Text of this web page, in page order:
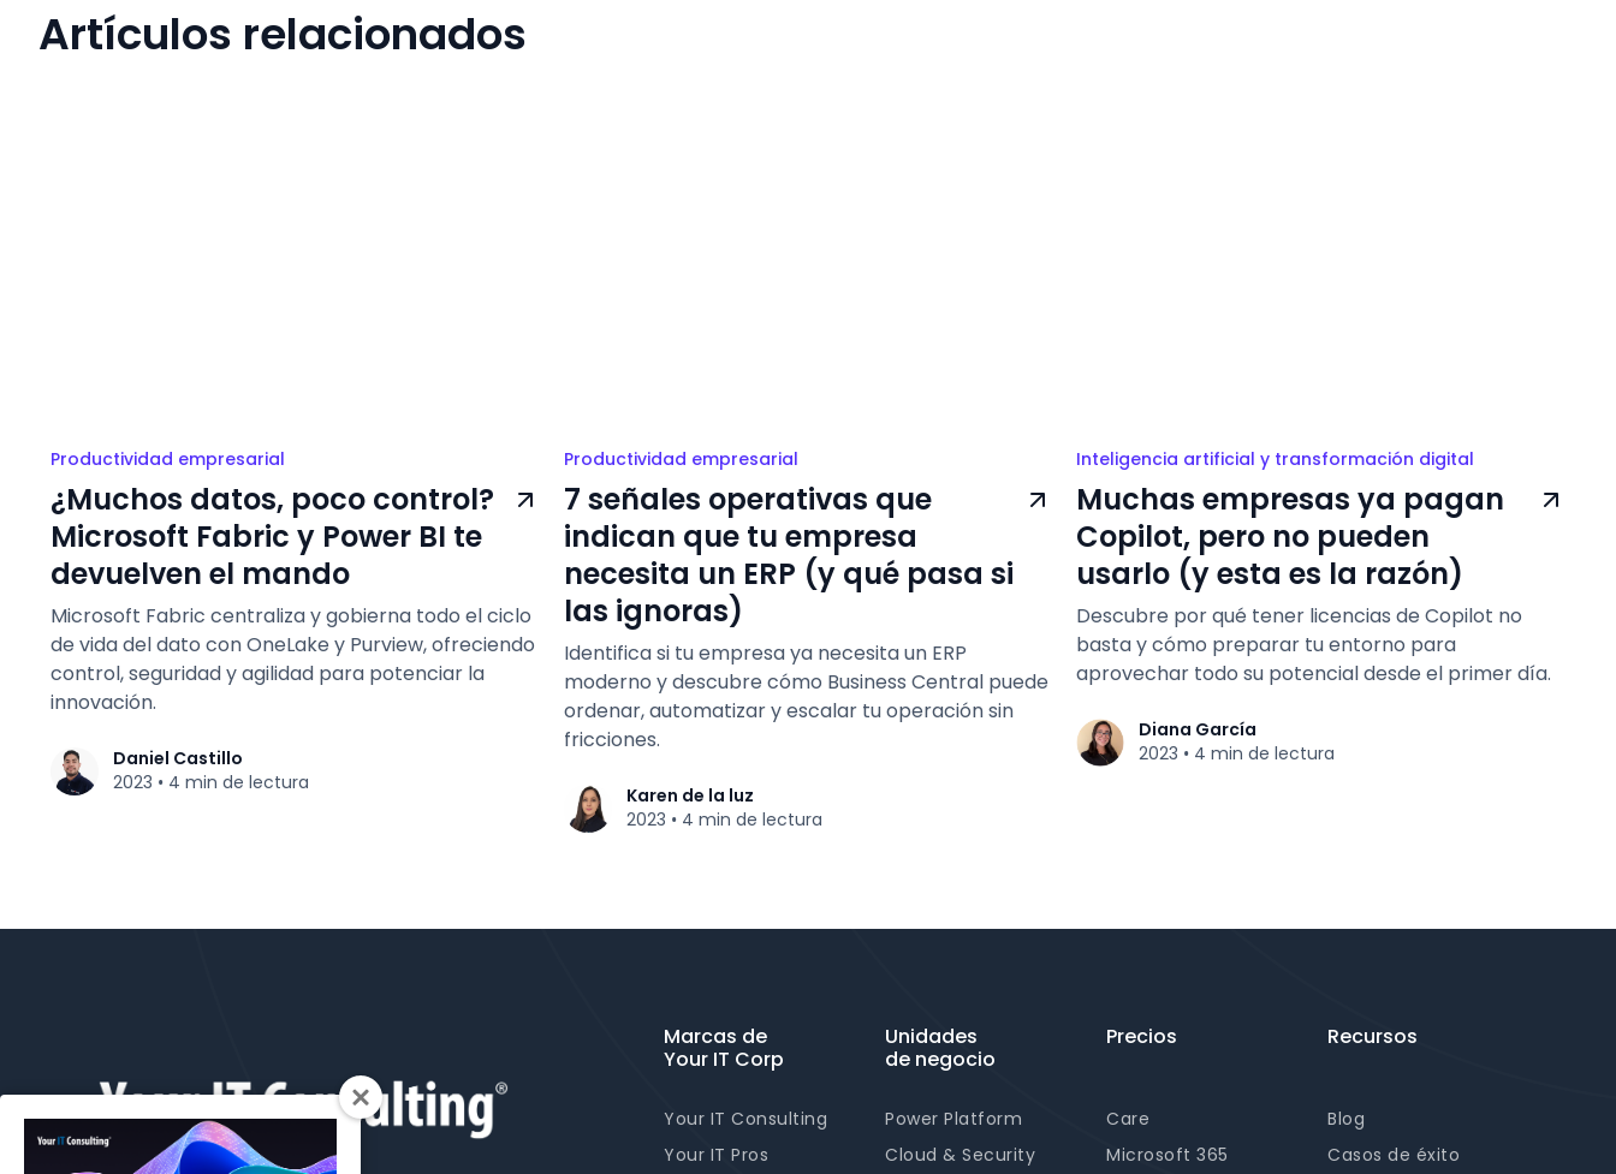
Artículos relacionados
Productividad empresarial
¿Muchos datos, poco control?
Microsoft Fabric y Power BI te
devuelven el mando
Microsoft Fabric centraliza y gobierna todo el ciclo
de vida del dato con OneLake y Purview, ofreciendo
control, seguridad y agilidad para potenciar la
innovación.
Daniel Castillo
2023 • 4 min de lectura
Productividad empresarial
7 señales operativas que
indican que tu empresa
necesita un ERP (y qué pasa si
las ignoras)
Identifica si tu empresa ya necesita un ERP
moderno y descubre cómo Business Central puede
ordenar, automatizar y escalar tu operación sin
fricciones.
Karen de la luz
2023 • 4 min de lectura
Inteligencia artificial y transformación digital
Muchas empresas ya pagan
Copilot, pero no pueden
usarlo (y esta es la razón)
Descubre por qué tener licencias de Copilot no
basta y cómo preparar tu entorno para
aprovechar todo su potencial desde el primer día.
Diana García
2023 • 4 min de lectura
Marcas de
Your IT Corp
Your IT Consulting
Your IT Pros
Unidades
de negocio
Power Platform
Cloud & Security
Precios
Care
Microsoft 365
Recursos
Blog
Casos de éxito